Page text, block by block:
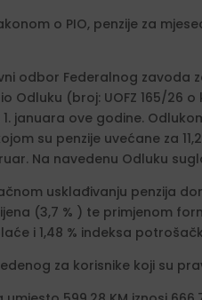
o PIO, penzije za
odbor Federalnog zavoda
Odluku (broj: UOFZ 165/26
januara ove godine.
su penzije uvećane za
Na navedenu Odluku
usklađivanju penzija
(3,7 % ) te primjenom
i 1,48 % indeksa
za korisnike koji su